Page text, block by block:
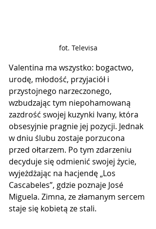
fot. Televisa
Valentina ma wszystko: bogactwo,
urodę, młodość, przyjaciół i
przystojnego narzeczonego,
wzbudzając tym niepohamowaną
zazdrość swojej kuzynki Ivany, która
obsesyjnie pragnie jej pozycji. Jednak
w dniu ślubu zostaje porzucona
przed ołtarzem. Po tym zdarzeniu
decyduje się odmienić swojej życie,
wyjeżdżając na hacjendę „Los
Cascabeles”, gdzie poznaje José
Miguela. Zimna, ze złamanym sercem
staje się kobietą ze stali.